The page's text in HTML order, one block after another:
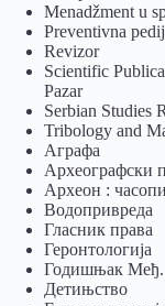
Menadžment u
Preventivna
Revizor
Scientific
Pazar
Serbian Studies
Tribology and
Аграфа
Археографски
Археон :
Водопривреда
Гласник права
Геронтологија
Годишњак Међ.
Детињство